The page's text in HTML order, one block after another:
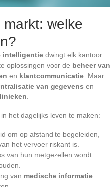
welke
intelligentie dwingt elk kantoor
oplossingen voor de beheer van
en klantcommunicatie . Maar
van gegevens en
het dagelijks leven te maken:
om op afstand te begeleiden,
het vervoer riskant is.
van hun metgezellen wordt
van medische informatie